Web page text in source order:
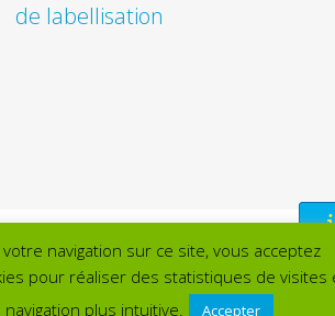
de labellisation
navigation sur ce site, vous acceptez
pour réaliser des statistiques de visites
plus intuitive.
Accepter